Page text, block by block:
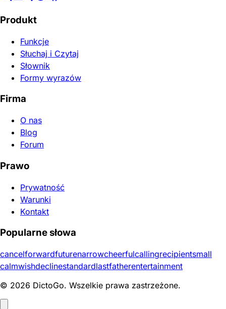
Produkt
Funkcje
Słuchaj i Czytaj
Słownik
Formy wyrazów
Firma
O nas
Blog
Forum
Prawo
Prywatność
Warunki
Kontakt
Popularne słowa
cancelforwardfuturenarrowcheerfulcallingrecipientsmall
calmwishdeclinestandardlastfatherentertainment
© 2026 DictoGo. Wszelkie prawa zastrzeżone.